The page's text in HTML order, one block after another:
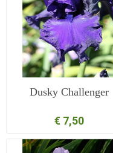
Dusky Challenger
€ 7,50